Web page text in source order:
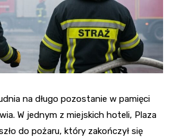
na długo pozostanie w pamięci
W jednym z miejskich hoteli, Plaza
do pożaru, który zakończył się